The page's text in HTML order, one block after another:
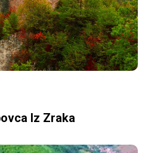
Iz Zraka